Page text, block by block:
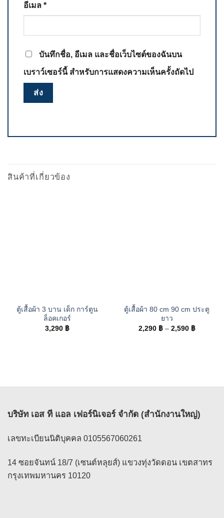
อีเมล *
บันทึกชื่อ, อีเมล และชื่อเว็บไซต์ของฉันบน
เบราว์เซอร์นี้ สำหรับการแสดงความเห็นครั้งถัดไป
สินค้าที่เกี่ยวข้อง
ตู้เสื้อผ้า 3 บาน เด็ก การ์ตูน
ล็อคเกอร์
3,290 ฿
ตู้เสื้อผ้า 80 cm 90 cm ประตู
ยาว
2,290 ฿ – 2,590 ฿Price
บริษัท เอส ที แอล เฟอร์นิเจอร์ จำกัด (สำนักงานใหญ่)
เลขทะเบียนนิติบุคคล 0105567060261
14 ซอยจันทน์ 18/7 (เซนต์หลุยส์) แขวงทุ่งวัดดอน เขตสาทร
กรุงเทพมหานคร 10120